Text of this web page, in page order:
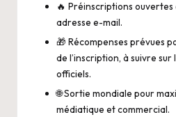
🔥 Préinscriptions
adresse e-mail.
🎁 Récompenses prévues
de l’inscription, à suivre
officiels.
🌐 Sortie mondiale pour
médiatique et commercial.